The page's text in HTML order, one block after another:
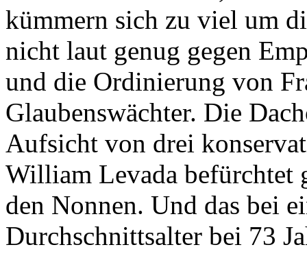
kümmern sich zu viel um
nicht laut genug gegen
und die Ordinierung von
Glaubenswächter. Die
Aufsicht von drei
William Levada befürchtet
den Nonnen. Und das bei
Durchschnittsalter bei 73